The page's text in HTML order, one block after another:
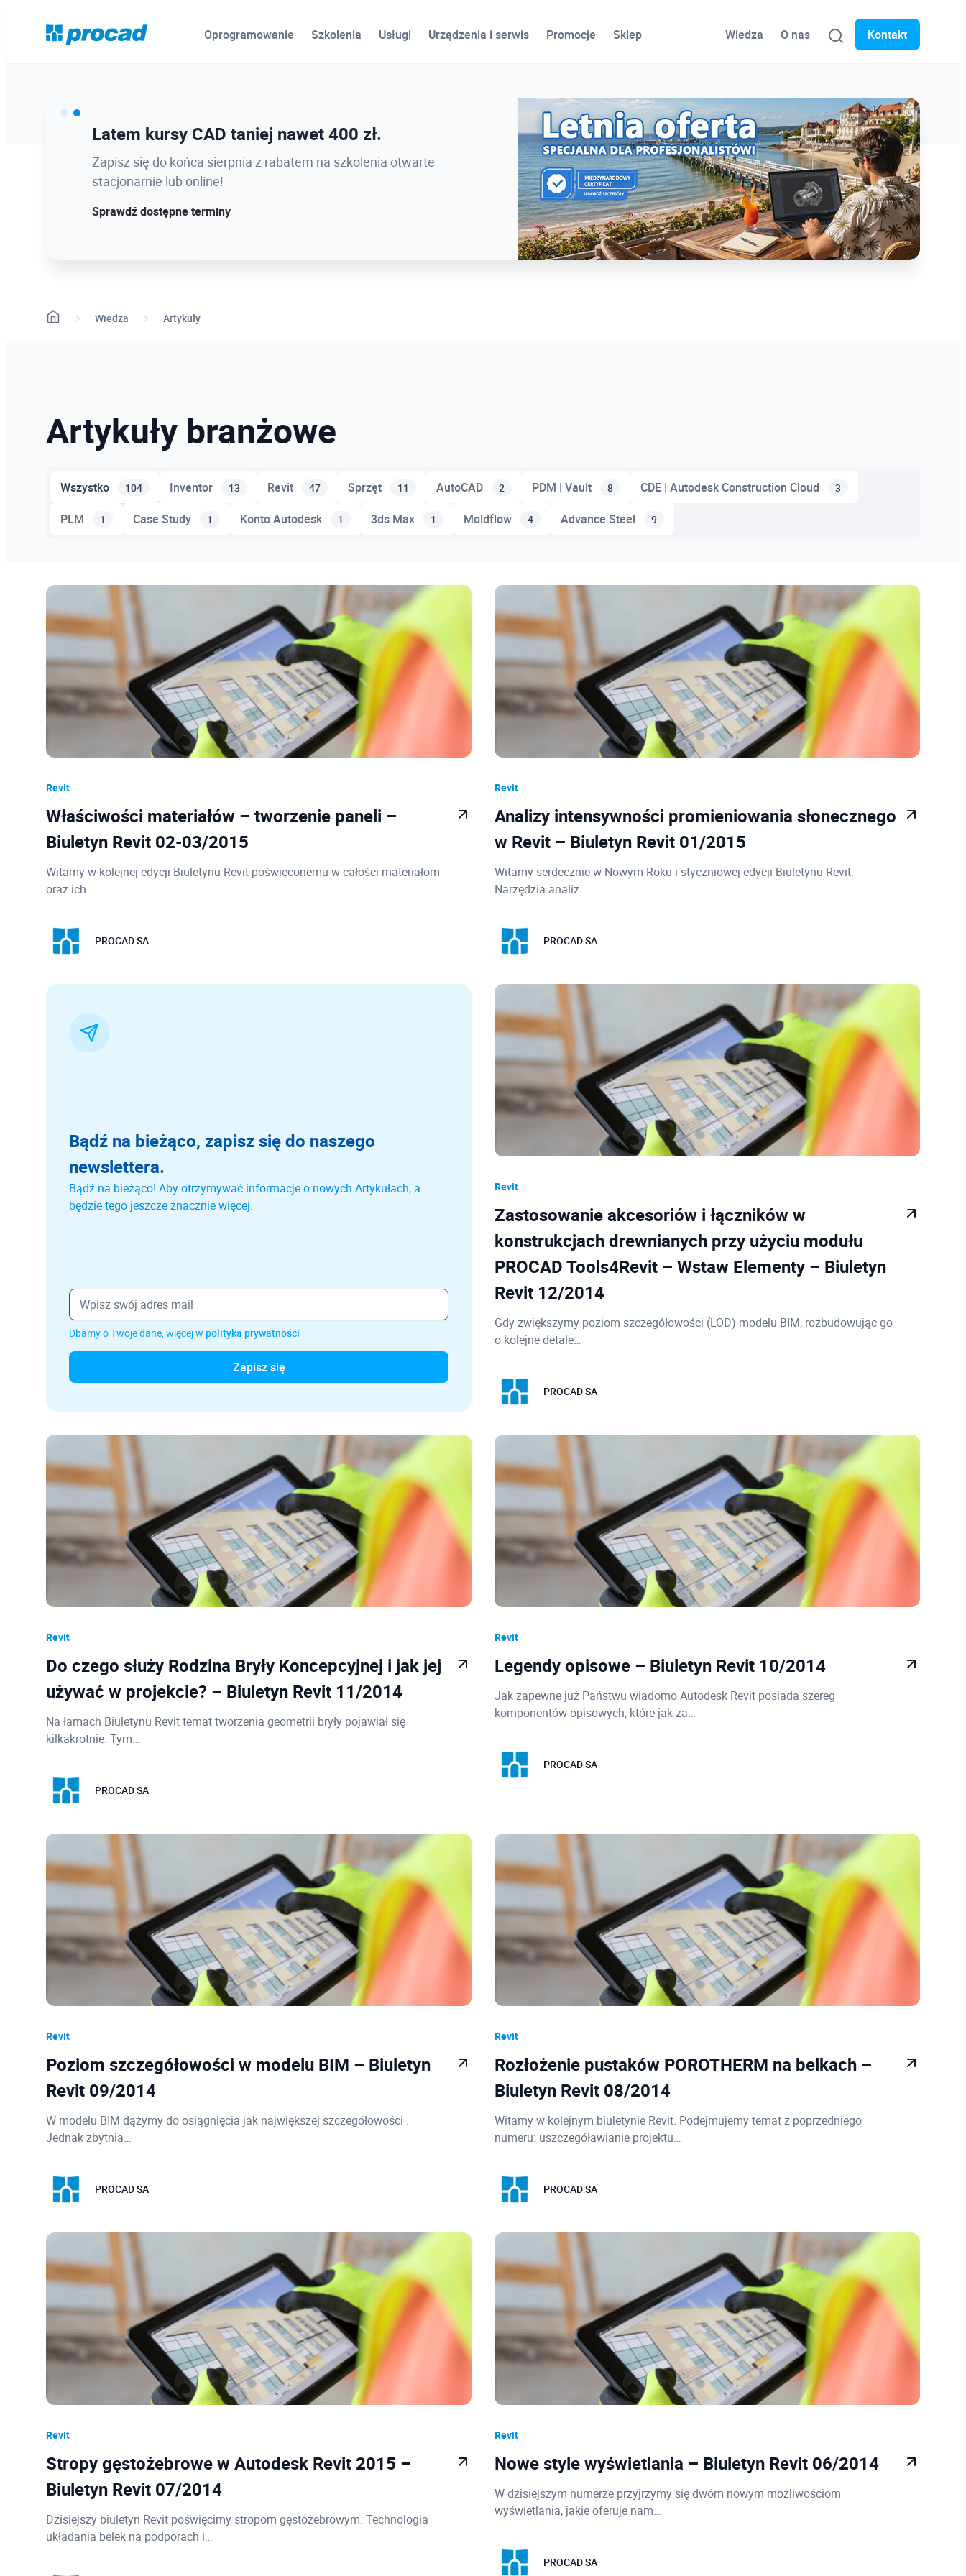
Oprogramowanie Szkolenia Usługi Urządzenia i serwis Promocje Sklep Wiedza O nas Kontakt
Ostatnie dni promocji Blind Bird
12.08 o 12:08 zamykamy Blind Bird na PROCAD EXPO 2026 -
dołącz w najlepszej cenie!
Sprawdź szczegóły!
Latem kursy CAD taniej nawet 400 zł.
Zapisz się do końca sierpnia z rabatem na szkolenia otwarte
stacjonarnie lub online!
Sprawdź dostępne terminy
Wiedza Artykuły
Artykuły branżowe
Wszystko 104 Inventor 13 Revit 47 Sprzęt 11 AutoCAD 2 PDM | Vault 8 CDE | Autodesk Construction Cloud 3
PLM 1 Case Study 1 Konto Autodesk 1 3ds Max 1 Moldflow 4 Advance Steel 9
Revit
Właściwości materiałów – tworzenie paneli –
Biuletyn Revit 02-03/2015
Witamy w kolejnej edycji Biuletynu Revit poświęconemu w całości materiałom
oraz ich…
PROCAD SA
Revit
Analizy intensywności promieniowania słonecznego
w Revit – Biuletyn Revit 01/2015
Witamy serdecznie w Nowym Roku i styczniowej edycji Biuletynu Revit.
Narzędzia analiz…
PROCAD SA
Revit
Zastosowanie akcesoriów i łączników w
konstrukcjach drewnianych przy użyciu modułu
PROCAD Tools4Revit – Wstaw Elementy – Biuletyn
Revit 12/2014
Gdy zwiększymy poziom szczegółowości (LOD) modelu BIM, rozbudowując go
o kolejne detale…
PROCAD SA
Revit
Do czego służy Rodzina Bryły Koncepcyjnej i jak jej
używać w projekcie? – Biuletyn Revit 11/2014
Na łamach Biuletynu Revit temat tworzenia geometrii bryły pojawiał się
kilkakrotnie. Tym…
PROCAD SA
Revit
Legendy opisowe – Biuletyn Revit 10/2014
Jak zapewne już Państwu wiadomo Autodesk Revit posiada szereg
komponentów opisowych, które jak za…
PROCAD SA
Revit
Poziom szczegółowości w modelu BIM – Biuletyn
Revit 09/2014
W modelu BIM dążymy do osiągnięcia jak największej szczegółowości .
Jednak zbytnia…
PROCAD SA
Revit
Rozłożenie pustaków POROTHERM na belkach –
Biuletyn Revit 08/2014
Witamy w kolejnym biuletynie Revit. Podejmujemy temat z poprzedniego
numeru: uszczegóławianie projektu…
PROCAD SA
Revit
Stropy gęstożebrowe w Autodesk Revit 2015 –
Biuletyn Revit 07/2014
Dzisiejszy biuletyn Revit poświęcimy stropom gęstożebrowym. Technologia
układania belek na podporach i…
Revit
Nowe style wyświetlania – Biuletyn Revit 06/2014
W dzisiejszym numerze przyjrzymy się dwóm nowym możliwościom
wyświetlania, jakie oferuje nam…
PROCAD SA
Bądź na bieżąco, zapisz się do naszego
newslettera.
Bądź na bieżąco! Aby otrzymywać informacje o nowych Artykułach, a
będzie tego jeszcze znacznie więcej.
Dbamy o Twoje dane, więcej w polityka prywatności
Inventor13
CDE | Autodesk Construction Cloud3
Moldflow4